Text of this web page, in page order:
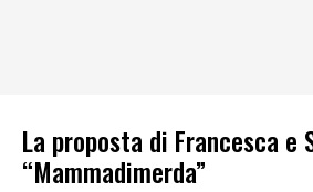
La proposta di Francesca e
“Mammadimerda”